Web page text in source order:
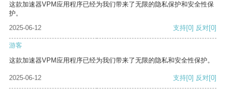
这款加速器VPM应用程序已经为我们带来了无限的隐私保护和安全性保
护。
2025-06-12
支持[0] 反对[0]
游客
这款加速器VPM应用程序已经为我们带来了无限的隐私和安全性保护。
2025-06-12 支持[0] 反对[0]